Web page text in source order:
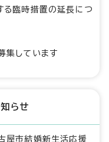
る臨時措置の延長につ
集しています
らせ
屋市結婚新生活応援